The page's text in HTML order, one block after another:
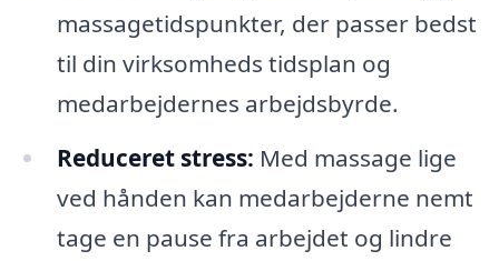
massagetidspunkter, der passer bedst
til din virksomheds tidsplan og
medarbejdernes arbejdsbyrde.
Reduceret stress: Med massage lige
ved hånden kan medarbejderne nemt
tage en pause fra arbejdet og lindre